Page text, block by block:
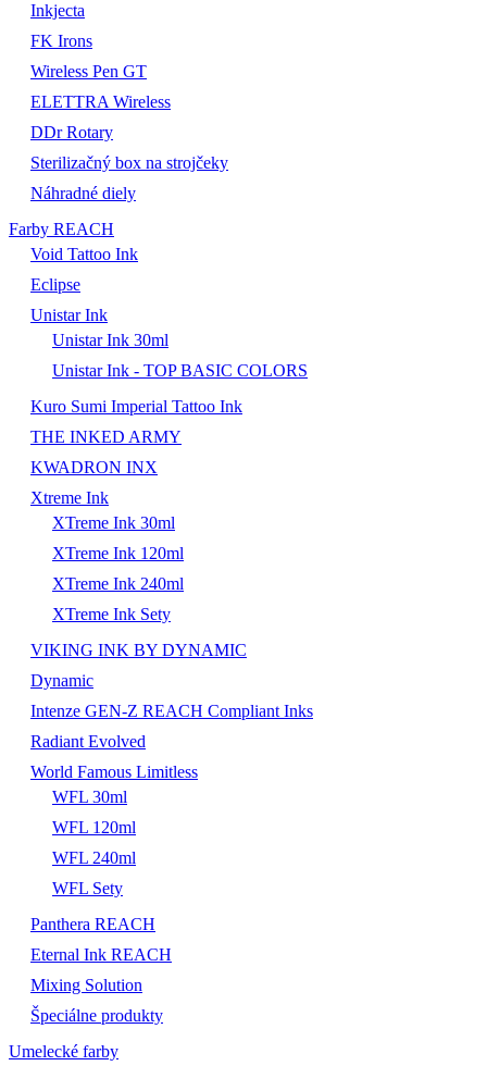
Inkjecta
FK Irons
Wireless Pen GT
ELETTRA Wireless
DDr Rotary
Sterilizačný box na strojčeky
Náhradné diely
Farby REACH
Void Tattoo Ink
Eclipse
Unistar Ink
Unistar Ink 30ml
Unistar Ink - TOP BASIC COLORS
Kuro Sumi Imperial Tattoo Ink
THE INKED ARMY
KWADRON INX
Xtreme Ink
XTreme Ink 30ml
XTreme Ink 120ml
XTreme Ink 240ml
XTreme Ink Sety
VIKING INK BY DYNAMIC
Dynamic
Intenze GEN-Z REACH Compliant Inks
Radiant Evolved
World Famous Limitless
WFL 30ml
WFL 120ml
WFL 240ml
WFL Sety
Panthera REACH
Eternal Ink REACH
Mixing Solution
Špeciálne produkty
Umelecké farby